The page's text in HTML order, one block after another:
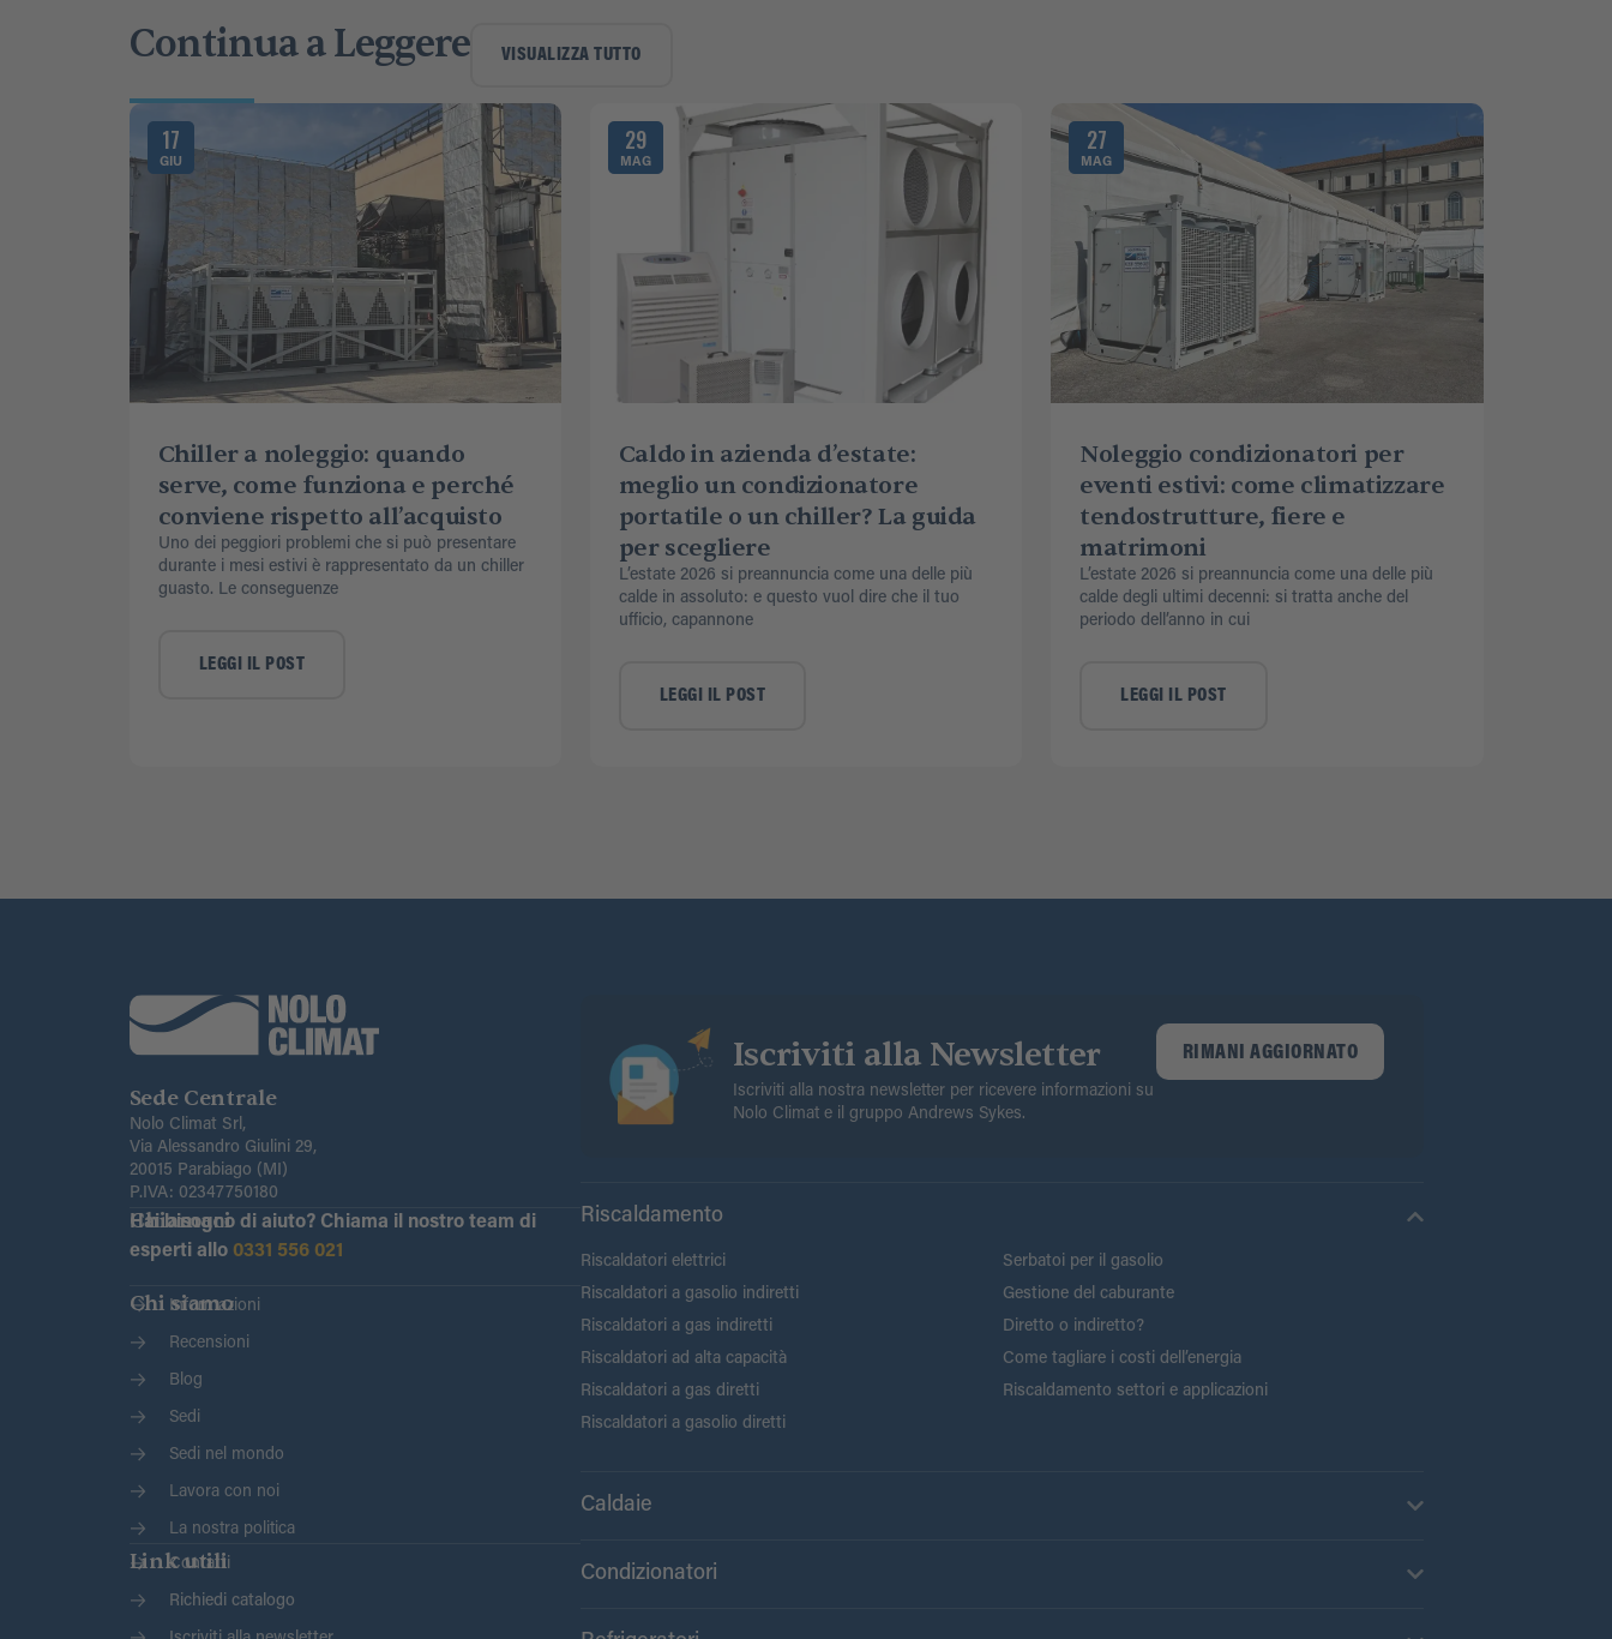
Continua a Leggere VISUALIZZA TUTTO
17
GIU
Chiller a noleggio: quando
serve, come funziona e perché
conviene rispetto all’acquisto
Uno dei peggiori problemi che si può presentare
durante i mesi estivi è rappresentato da un chiller
guasto. Le conseguenze
LEGGI IL POST
29
MAG
Caldo in azienda d’estate:
meglio un condizionatore
portatile o un chiller? La guida
per scegliere
L’estate 2026 si preannuncia come una delle più
calde in assoluto: e questo vuol dire che il tuo
ufficio, capannone
LEGGI IL POST
27
MAG
Noleggio condizionatori per
eventi estivi: come climatizzare
tendostrutture, fiere e
matrimoni
L’estate 2026 si preannuncia come una delle più
calde degli ultimi decenni: si tratta anche del
periodo dell’anno in cui
LEGGI IL POST
Sede Centrale
Nolo Climat Srl,
Via Alessandro Giulini 29,
20015 Parabiago (MI)
P.IVA: 02347750180
Chiamaci
Hai bisogno di aiuto?Chiama il nostro team di
esperti allo 0331 556 021
Chi siamo
Informazioni
Recensioni
Blog
Sedi
Sedi nel mondo
Lavora con noi
La nostra politica
Link utili
Contatti
Richiedi catalogo
Iscriviti alla Newsletter
Iscriviti alla nostra newsletter per ricevere informazioni su
Nolo Climat e il gruppo Andrews Sykes.
RIMANI AGGIORNATO
Riscaldamento
Riscaldatori elettrici
Riscaldatori a gasolio indiretti
Riscaldatori a gas indiretti
Riscaldatori ad alta capacità
Riscaldatori a gas diretti
Riscaldatori a gasolio diretti
Serbatoi per il gasolio
Gestione del caburante
Diretto o indiretto?
Come tagliare i costi dell’energia
Riscaldamento settori e applicazioni
Caldaie
Condizionatori